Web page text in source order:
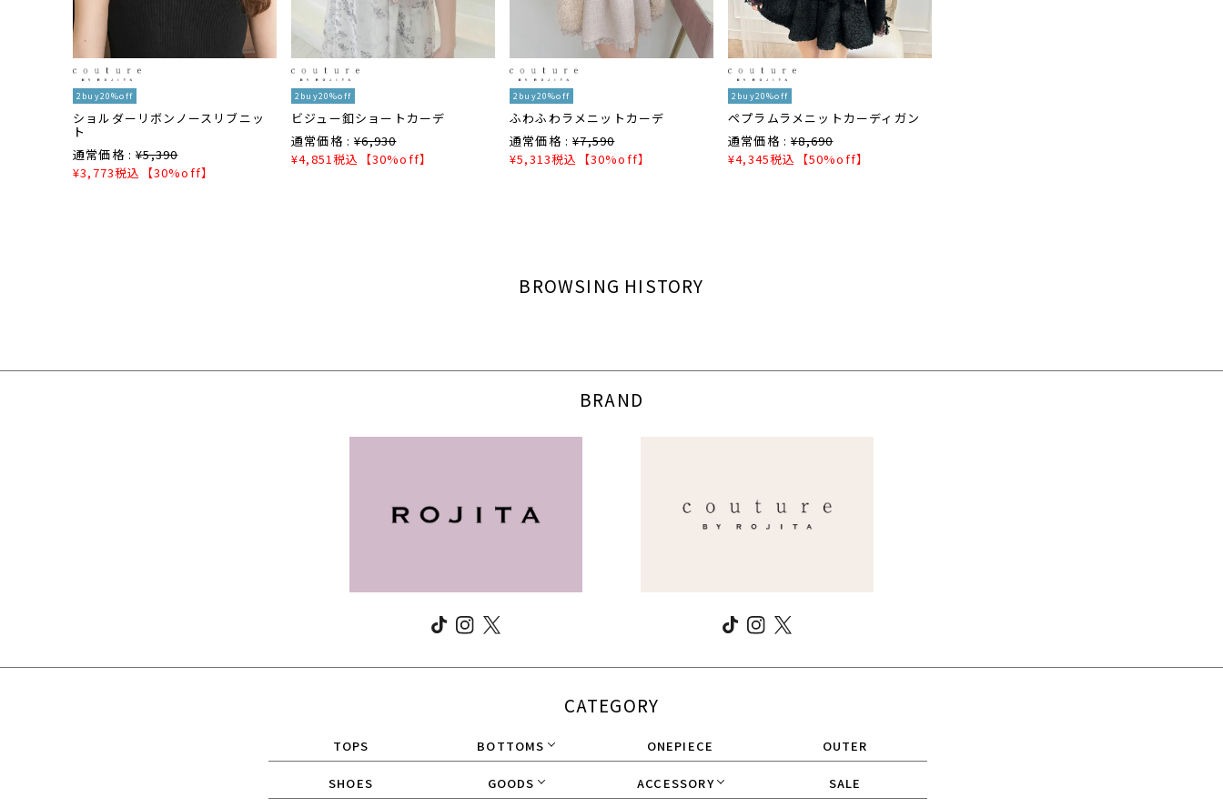
2buy20%off
ショルダーリボンノースリブニッ
ト
通常価格 : ¥5,390
¥3,773税込 【30%off】
2buy20%off
ビジュー釦ショートカーデ
通常価格 : ¥6,930
¥4,851税込 【30%off】
2buy20%off
ふわふわラメニットカーデ
通常価格 : ¥7,590
¥5,313税込 【30%off】
2buy20%off
ペプラムラメニットカーディガン
通常価格 : ¥8,690
¥4,345税込 【50%off】
BROWSING HISTORY
BRAND
CATEGORY
TOPS BOTTOMS ONEPIECE OUTER
SHOES GOODS ACCESSORY SALE